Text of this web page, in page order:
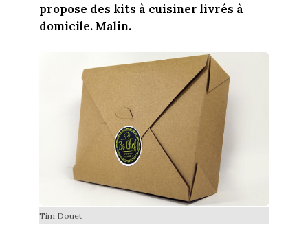
propose des kits à cuisiner livrés à
domicile. Malin.
Tim Douet